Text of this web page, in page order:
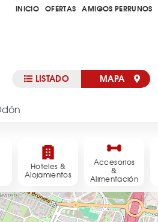
INICIO OFERTAS AMIGOS PERRUNOS
LISTADO MAPA
Hoteles &
Alojamientos
Accesorios
&
Alimentación